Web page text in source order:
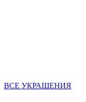
ВСЕ УКРАШЕНИЯ